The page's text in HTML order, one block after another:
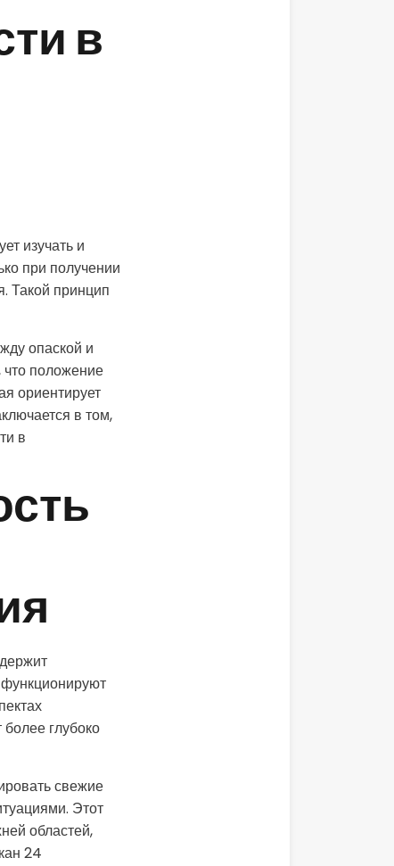
в
изучать и
при получении
Такой принцип
опаской и
что положение
ориентирует
в том,
в
глубоко
свежие
Этот
областей,
24